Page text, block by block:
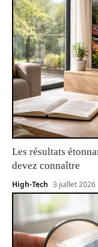
Les résultats
devez connaître
High-Tech 3 juillet 2026